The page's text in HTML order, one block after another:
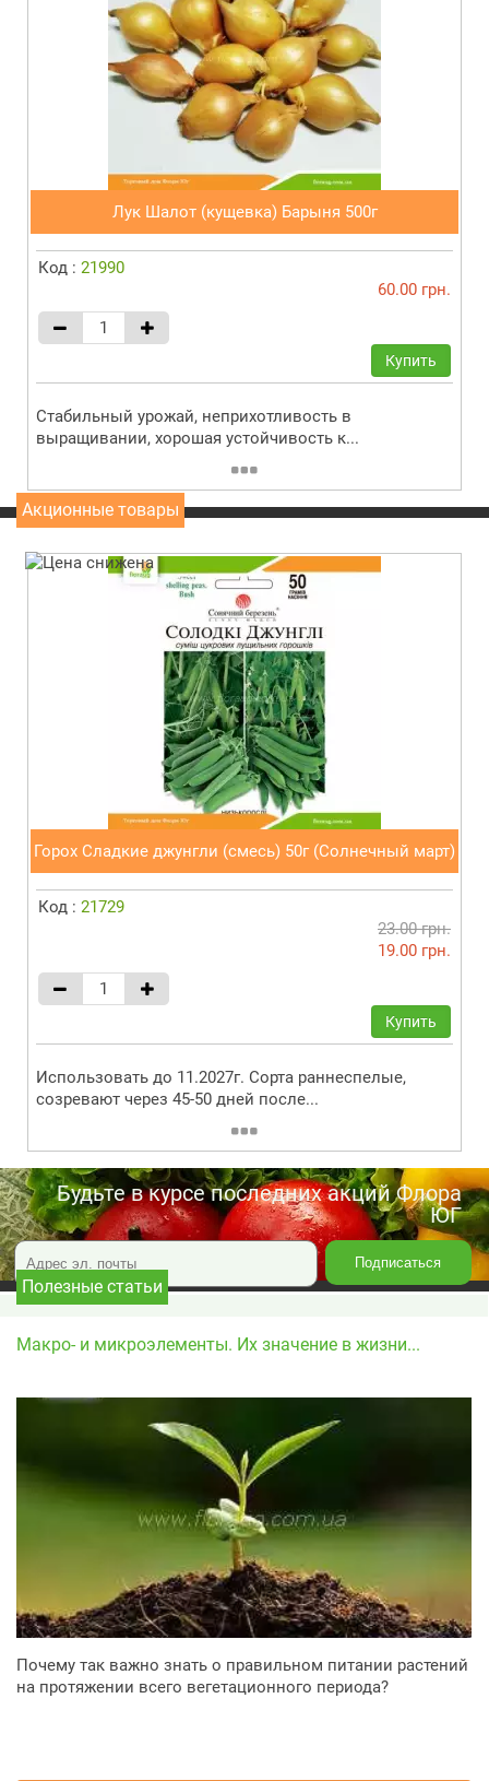
Лук Шалот (кущевка) Барыня 500г
Код : 21990
60.00 грн.
Купить
Стабильный урожай, неприхотливость в
выращивании, хорошая устойчивость к...
Акционные товары
Горох Сладкие джунгли (смесь) 50г (Солнечный март)
Код : 21729
23.00 грн.
19.00 грн.
Купить
Использовать до 11.2027г. Сорта раннеспелые,
созревают через 45-50 дней после...
Будьте в курсе последних акций Флора
ЮГ
Полезные статьи
Макро- и микроэлементы. Их значение в жизни...
Почему так важно знать о правильном питании растений
на протяжении всего вегетационного периода?